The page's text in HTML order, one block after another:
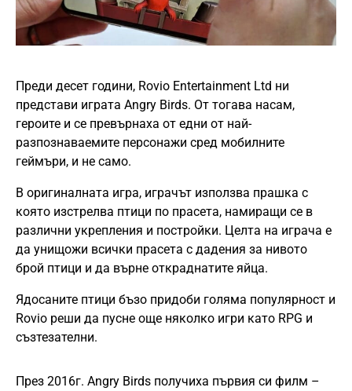
Преди десет години, Rovio Entertainment Ltd ни
представи играта Angry Birds. От тогава насам,
героите и се превърнаха от едни от най-
разпознаваемите персонажи сред мобилните
геймъри, и не само.
В оригиналната игра, играчът използва прашка с
която изстрелва птици по прасета, намиращи се в
различни укрепления и постройки. Целта на играча е
да унищожи всички прасета с дадения за нивото
брой птици и да върне откраднатите яйца.
Ядосаните птици бъзо придоби голяма популярност и
Rovio реши да пусне още няколко игри като RPG и
съзтезателни.
През 2016г. Angry Birds получиха първия си филм –